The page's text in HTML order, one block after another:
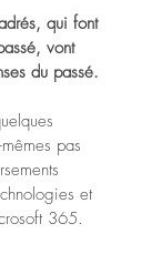
qui font
vont
du passé.
pas
et
365.